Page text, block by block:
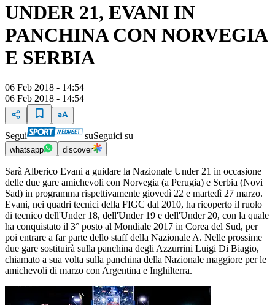
UNDER 21, EVANI IN
PANCHINA CON NORVEGIA
E SERBIA
06 Feb 2018 - 14:54
06 Feb 2018 - 14:54
Segui suSeguici su
whatsapp discover
Sarà Alberico Evani a guidare la Nazionale Under 21 in occasione
delle due gare amichevoli con Norvegia (a Perugia) e Serbia (Novi
Sad) in programma rispettivamente giovedì 22 e martedì 27 marzo.
Evani, nei quadri tecnici della FIGC dal 2010, ha ricoperto il ruolo
di tecnico dell'Under 18, dell'Under 19 e dell'Under 20, con la quale
ha conquistato il 3° posto al Mondiale 2017 in Corea del Sud, per
poi entrare a far parte dello staff della Nazionale A. Nelle prossime
due gare sostituirà sulla panchina degli Azzurrini Luigi Di Biagio,
chiamato a sua volta sulla panchina della Nazionale maggiore per le
amichevoli di marzo con Argentina e Inghilterra.